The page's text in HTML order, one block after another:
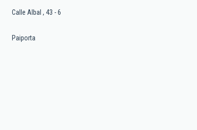
Calle Albal , 43 - 6
Paiporta